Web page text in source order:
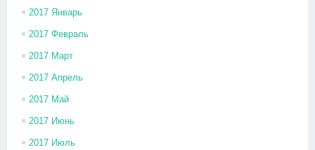
2017 Январь
2017 Февраль
2017 Март
2017 Апрель
2017 Май
2017 Июнь
2017 Июль